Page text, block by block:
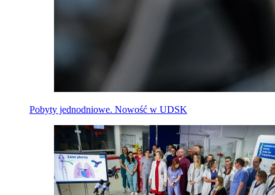
Pobyty jednodniowe. Nowość w UDSK